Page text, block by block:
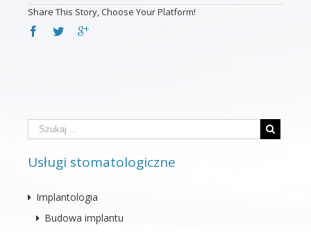
Share This Story, Choose Your Platform!
Usługi stomatologiczne
Implantologia
Budowa implantu